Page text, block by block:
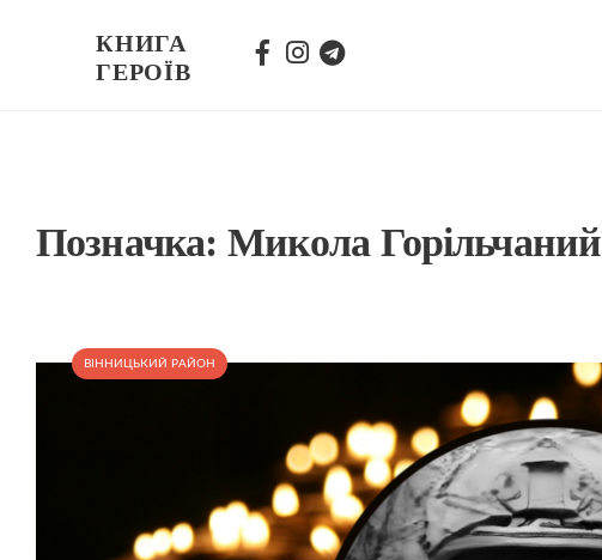
КНИГА
ГЕРОЇВ
Позначка: Микола Горільчаний
ВІННИЦЬКИЙ РАЙОН